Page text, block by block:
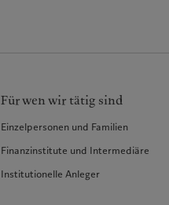
Für wen wir tätig sind
Einzelpersonen und Familien
Finanzinstitute und Intermediäre
Institutionelle Anleger